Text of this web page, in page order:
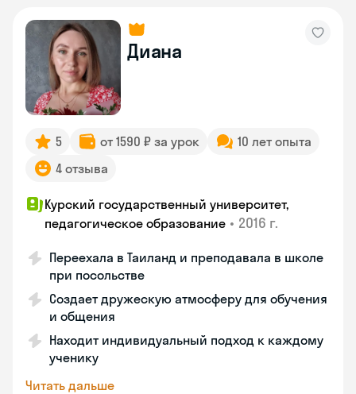
Диана
5 от 1590 ₽ за урок
10 лет опыта
4 отзыва
Курский государственный университет,
педагогическое образование • 2016 г.
Переехала в Таиланд и преподавала в школе
при посольстве
Создает дружескую атмосферу для обучения
и общения
Находит индивидуальный подход к каждому
ученику
Читать дальше